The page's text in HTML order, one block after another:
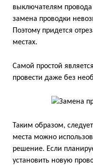
выключателям
замена проводки
Поэтому придется
местах.
Самой простой
провести даже без
Таким образом,
места можно
решение. Если
установить новую